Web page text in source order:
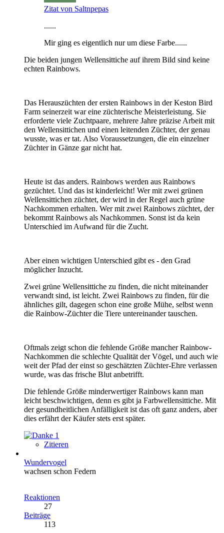
Zitat von Saltnpepas
......
Mir ging es eigentlich nur um diese Farbe......
Die beiden jungen Wellensittiche auf ihrem Bild sind keine
echten Rainbows.
Das Herauszüchten der ersten Rainbows in der Keston Bird
Farm seinerzeit war eine züchterische Meisterleistung. Sie
erforderte viele Zuchtpaare, mehrere Jahre präzise Arbeit mit
den Wellensittichen und einen leitenden Züchter, der genau
wusste, was er tat. Also Voraussetzungen, die ein einzelner
Züchter in Gänze gar nicht hat.
Heute ist das anders. Rainbows werden aus Rainbows
gezüchtet. Und das ist kinderleicht! Wer mit zwei grünen
Wellensittichen züchtet, der wird in der Regel auch grüne
Nachkommen erhalten. Wer mit zwei Rainbows züchtet, der
bekommt Rainbows als Nachkommen. Sonst ist da kein
Unterschied im Aufwand für die Zucht.
Aber einen wichtigen Unterschied gibt es - den Grad
möglicher Inzucht.
Zwei grüne Wellensittiche zu finden, die nicht miteinander
verwandt sind, ist leicht. Zwei Rainbows zu finden, für die
ähnliches gilt, dagegen schon eine große Mühe, selbst wenn
die Rainbow-Züchter die Tiere untereinander tauschen.
Oftmals zeigt schon die fehlende Größe mancher Rainbow-
Nachkommen die schlechte Qualität der Vögel, und auch wie
weit der Pfad der einst so geschätzten Züchter-Ehre verlassen
wurde, was das frische Blut anbetrifft.
Die fehlende Größe minderwertiger Rainbows kann man
leicht beschwichtigen, denn es gibt ja Farbwellensittiche. Mit
der gesundheitlichen Anfälligkeit ist das oft ganz anders, aber
dies erfährt der Käufer stets erst später.
1
Zitieren
Wundervogel
wachsen schon Federn
Reaktionen
27
Beiträge
113